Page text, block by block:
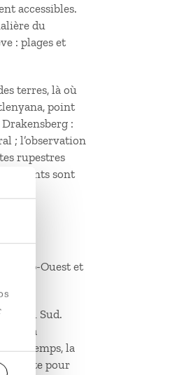
accessibles.
du
: plages et
terres, là où
point
:
; l’observation
rupestres
sont
Cap-Ouest et
du Sud.
de la
temps, la
vite pour